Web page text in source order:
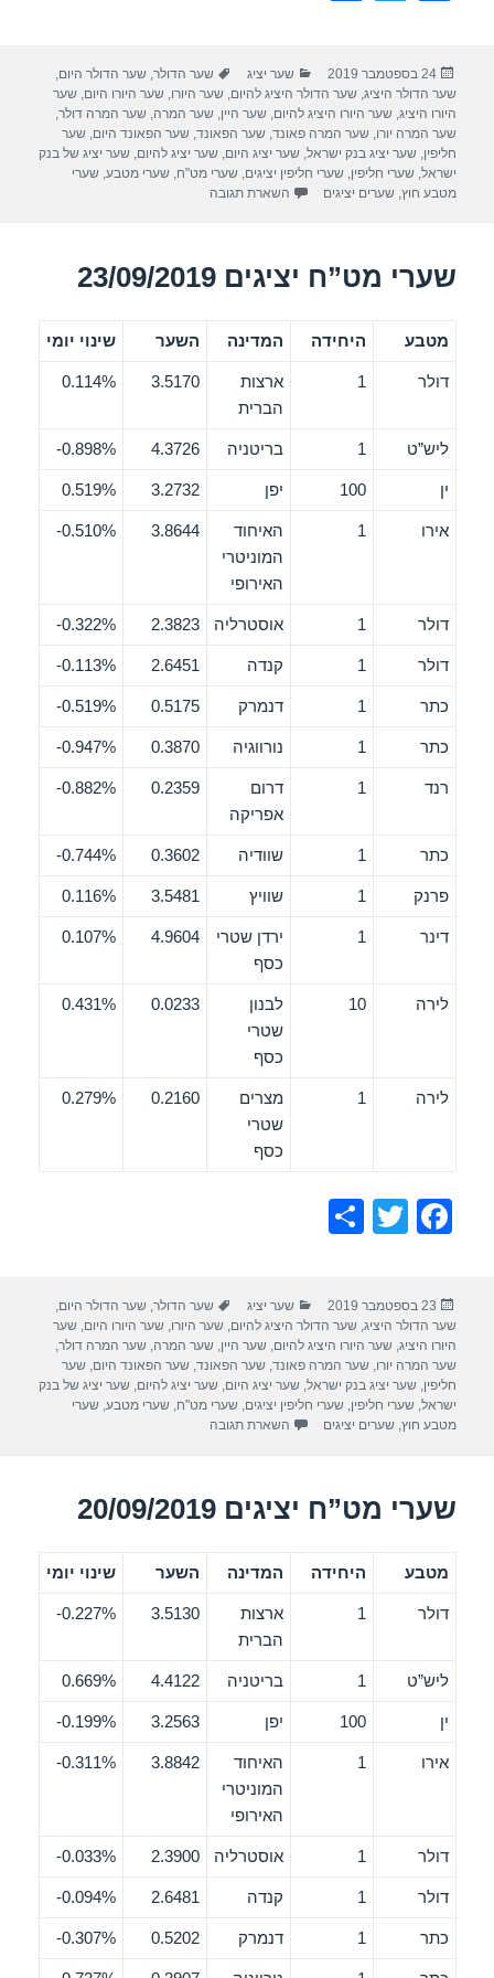
e
b
o
o
er
e
פורסם
בתאריך
24 בספטמבר 2019 קטגוריות
שער יציג תגיות
שער הדולר,שער הדולר היום,
שער הדולר היציג,שער הדולר היציג להיום,שער היורו,שער היורו היום,שער
היורו היציג,שער היורו היציג להיום,שער היין,שער המרה,שער המרה דולר,
שער המרה יורו,שער המרה פאונד,שער הפאונד,שער הפאונד היום,שער
חליפין,שער יציג בנק ישראל,שער יציג היום,שער יציג להיום,שער יציג של בנק
ישראל,שערי חליפין,שערי חליפין יציגים,שערי מט"ח,שערי מטבע,שערי
מטבע חוץ,שערים יציגים השארת תגובה
שערי מט”ח יציגים 23/09/2019
מטבע היחידה המדינה השער שינוי יומי
דולר 1
ארצות
הברית
3.5170
0.114%
ליש”ט 1 בריטניה 4.3726
0.898%-
ין 100 יפן 3.2732
0.519%
אירו 1
האיחוד
המוניטרי
האירופי
3.8644
0.510%-
דולר 1 אוסטרליה 2.3823
0.322%-
דולר 1 קנדה 2.6451
0.113%-
כתר 1 דנמרק 0.5175
0.519%-
כתר 1 נורווגיה 0.3870
0.947%-
רנד 1
דרום
אפריקה
0.2359
0.882%-
כתר 1 שוודיה 0.3602
0.744%-
פרנק 1 שוויץ 3.5481
0.116%
דינר 1
ירדן שטרי
כסף
4.9604
0.107%
לירה 10
לבנון
שטרי
כסף
0.0233
0.431%
לירה 1
מצרים
שטרי
כסף
0.2160
0.279%
F
e
b
o
o
T
er
e
פורסם
בתאריך
23 בספטמבר 2019 קטגוריות
שער יציג תגיות
שער הדולר,שער הדולר היום,
שער הדולר היציג,שער הדולר היציג להיום,שער היורו,שער היורו היום,שער
היורו היציג,שער היורו היציג להיום,שער היין,שער המרה,שער המרה דולר,
שער המרה יורו,שער המרה פאונד,שער הפאונד,שער הפאונד היום,שער
חליפין,שער יציג בנק ישראל,שער יציג היום,שער יציג להיום,שער יציג של בנק
ישראל,שערי חליפין,שערי חליפין יציגים,שערי מט"ח,שערי מטבע,שערי
מטבע חוץ,שערים יציגים השארת תגובה
שערי מט”ח יציגים 20/09/2019
מטבע היחידה המדינה השער שינוי יומי
דולר 1
ארצות
הברית
3.5130
0.227%-
ליש”ט 1 בריטניה 4.4122
0.669%
ין 100 יפן 3.2563
0.199%-
אירו 1
האיחוד
המוניטרי
האירופי
3.8842
0.311%-
דולר 1 אוסטרליה 2.3900
0.033%-
דולר 1 קנדה 2.6481
0.094%-
כתר 1 דנמרק 0.5202
0.307%-